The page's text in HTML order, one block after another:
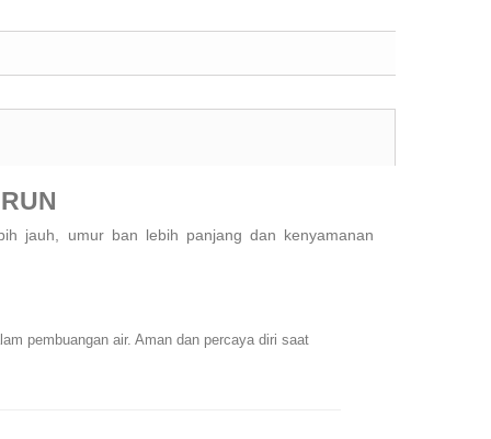
jauh, umur ban lebih panjang dan kenyamanan
pembuangan air. Aman dan percaya diri saat